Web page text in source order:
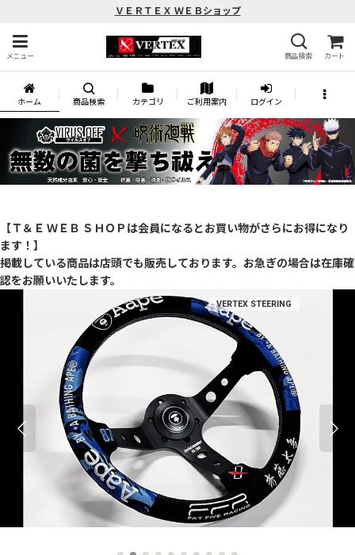
ＶＥＲＴＥＸ ＷＥＢショップ
メニュー 商品検索 カート
ホーム 商品検索 カテゴリ ご利用案内 ログイン
【Ｔ＆Ｅ ＷＥＢ ＳＨＯＰは会員になるとお買い物がさらにお得になり
ます！】
掲載している商品は店頭でも販売しております。お急ぎの場合は在庫確
認をお願いいたします。
VERTEX STEERING